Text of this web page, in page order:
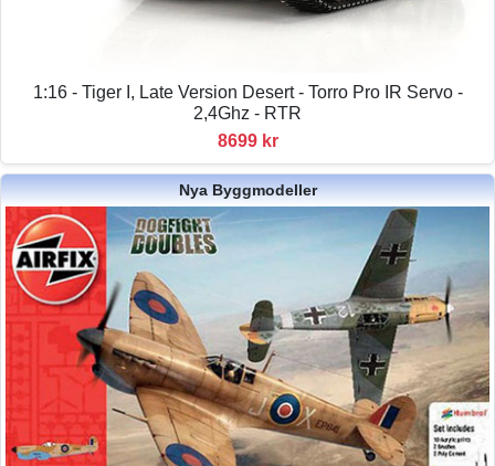
1:16 - Tiger I, Late Version Desert - Torro Pro IR Servo -
2,4Ghz - RTR
8699 kr
Nya Byggmodeller